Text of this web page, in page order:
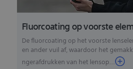
Fluorcoating op voorste
De fluorcoating op het voorste
en ander vuil af, waardoor het
ngerafdrukken van het lensop...